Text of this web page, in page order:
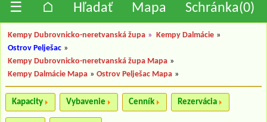
☰ ⌂ Hľadať Mapa Schránka(0)
Kempy Dubrovnicko-neretvanská župa » Kempy Dalmácie »
Ostrov Pelješac »
Kempy Dubrovnicko-neretvanská župa Mapa »
Kempy Dalmácie Mapa » Ostrov Pelješac Mapa »
Kapacity Vybavenie Cenník Rezervácia